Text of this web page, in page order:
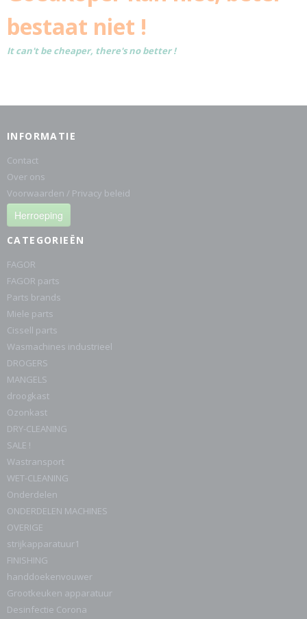
bestaat niet !
It can't be cheaper, there's no better !
INFORMATIE
Contact
Over ons
Voorwaarden / Privacy beleid
Herroeping
CATEGORIEËN
FAGOR
FAGOR parts
Parts brands
Miele parts
Cissell parts
Wasmachines industrieel
DROGERS
MANGELS
droogkast
Ozonkast
DRY-CLEANING
SALE !
Wastransport
WET-CLEANING
Onderdelen
ONDERDELEN MACHINES
OVERIGE
strijkapparatuur1
FINISHING
handdoekenvouwer
Grootkeuken apparatuur
Desinfectie Corona